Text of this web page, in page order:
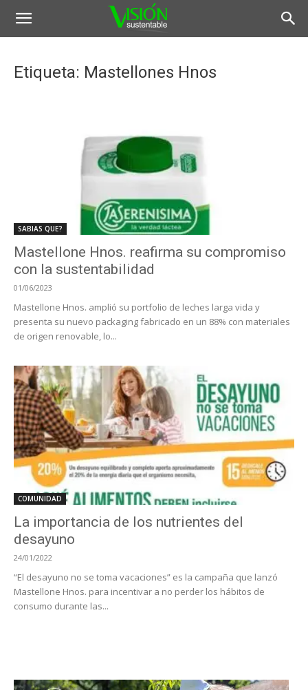
Etiqueta: Mastellones Hnos
SABIAS QUE?
Mastellone Hnos. reafirma su compromiso
con la sustentabilidad
01/06/2023
Mastellone Hnos. amplió su portfolio de leches larga vida y
presenta su nuevo packaging fabricado en un 88% con materiales
de origen renovable, lo...
COMUNIDAD
La importancia de los nutrientes del
desayuno
24/01/2022
“El desayuno no se toma vacaciones” es la campaña que lanzó
Mastellone Hnos. para incentivar a no perder los hábitos de
consumo durante las...